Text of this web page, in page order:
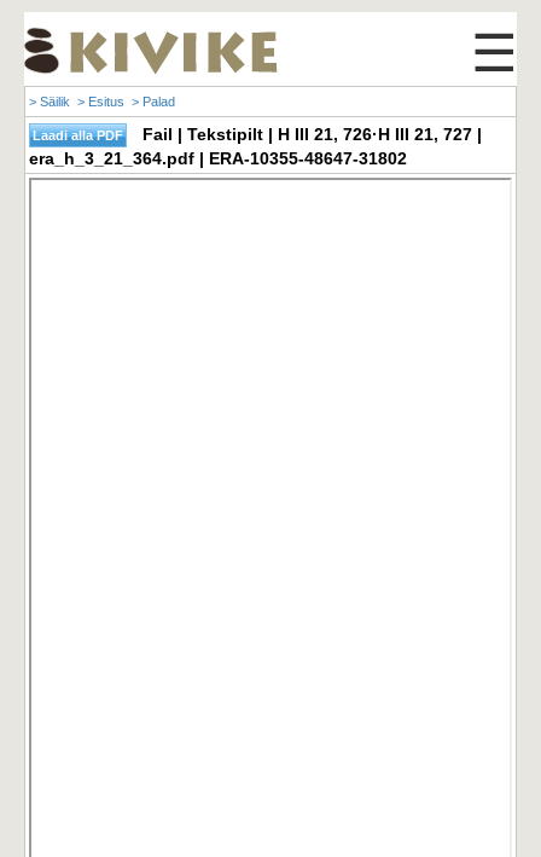
☰
> Säilik > Esitus > Palad
Fail | Tekstipilt | H III 21, 726·H III 21, 727 |
era_h_3_21_364.pdf | ERA-10355-48647-31802